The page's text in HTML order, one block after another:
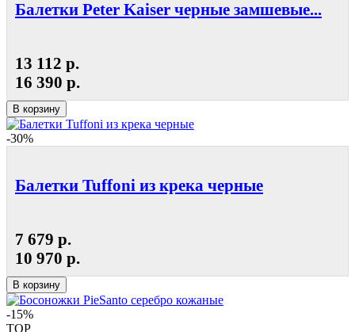
Балетки Peter Kaiser черные замшевые...
13 112 р.
16 390 р.
В корзину
-30%
Балетки Tuffoni из крека черные
7 679 р.
10 970 р.
В корзину
-15%
TOP